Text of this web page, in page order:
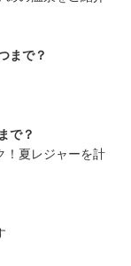
まで？
で？
！夏レジャーを計